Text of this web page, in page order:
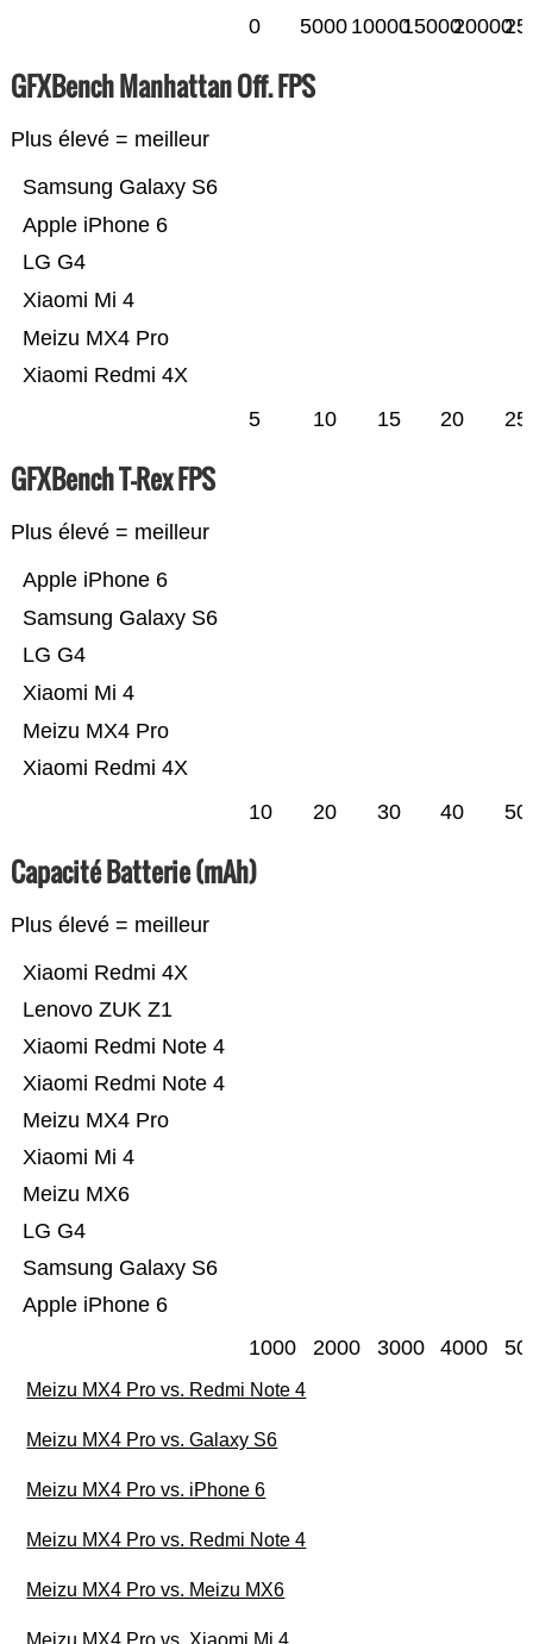
0 5000 100001500020000
GFXBench Manhattan Off. FPS
Plus élevé = meilleur
Xiaomi Redmi 4X
Meizu MX4 Pro
Xiaomi Mi 4
LG G4
Apple iPhone 6
Samsung Galaxy S6
5 10 15 20 25
GFXBench T-Rex FPS
Plus élevé = meilleur
Xiaomi Redmi 4X
Meizu MX4 Pro
Xiaomi Mi 4
LG G4
Samsung Galaxy S6
Apple iPhone 6
10 20 30 40 50
Capacité Batterie (mAh)
Plus élevé = meilleur
Apple iPhone 6
Samsung Galaxy S6
LG G4
Meizu MX6
Xiaomi Mi 4
Meizu MX4 Pro
Xiaomi Redmi Note 4
Xiaomi Redmi Note 4
Lenovo ZUK Z1
Xiaomi Redmi 4X
1000 2000 3000 4000
Meizu MX4 Pro vs. Redmi Note 4
Meizu MX4 Pro vs. Galaxy S6
Meizu MX4 Pro vs. iPhone 6
Meizu MX4 Pro vs. Redmi Note 4
Meizu MX4 Pro vs. Meizu MX6
Meizu MX4 Pro vs. Xiaomi Mi 4